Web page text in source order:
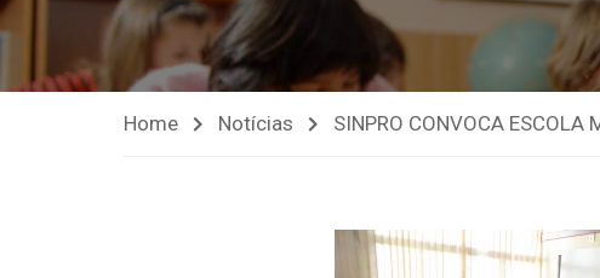
Home Notícias SINPRO CONVOCA ESCOLA